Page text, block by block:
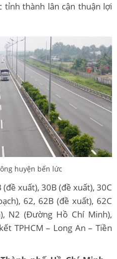
tỉnh thành lân cận thuận lợi
huyện bến lức
xuất), 30B (đề xuất), 30C
62, 62B (đề xuất), 62C
N2 (Đường Hồ Chí Minh),
TPHCM – Long An – Tiền